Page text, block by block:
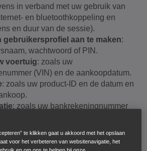
in verband met uw gebruik van
en bluetoothkoppeling en
en duur van de sessie).
gebruikersprofiel aan te maken:
wachtwoord of PIN.
voertuig: zoals uw
(VIN) en de aankoopdatum.
: zoals uw product-ID en de datum en
: zoals uw bankrekeningnummer
meningen, uw locatie en alle
te klikken gaat u akkoord met het opslaan
voor het verbeteren van websitenavigatie, het